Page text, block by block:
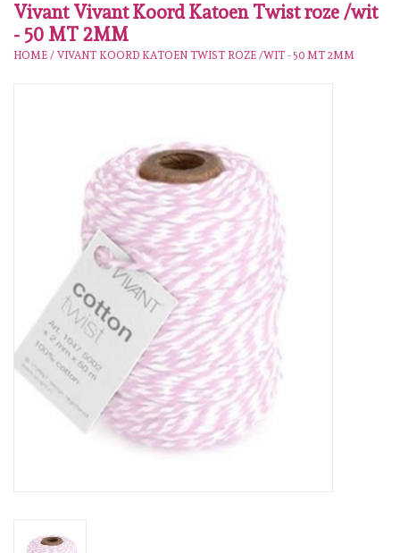
Crealies
Stempelinkt
Stempelaccesoires
Papier (blokjes) &
Embellishments
Vivant Vivant Koord Katoen Twist roze /wit
- 50 MT 2MM
HOME / VIVANT KOORD KATOEN TWIST ROZE /WIT - 50 MT 2MM